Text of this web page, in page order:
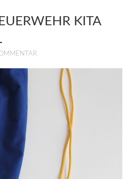
KITA